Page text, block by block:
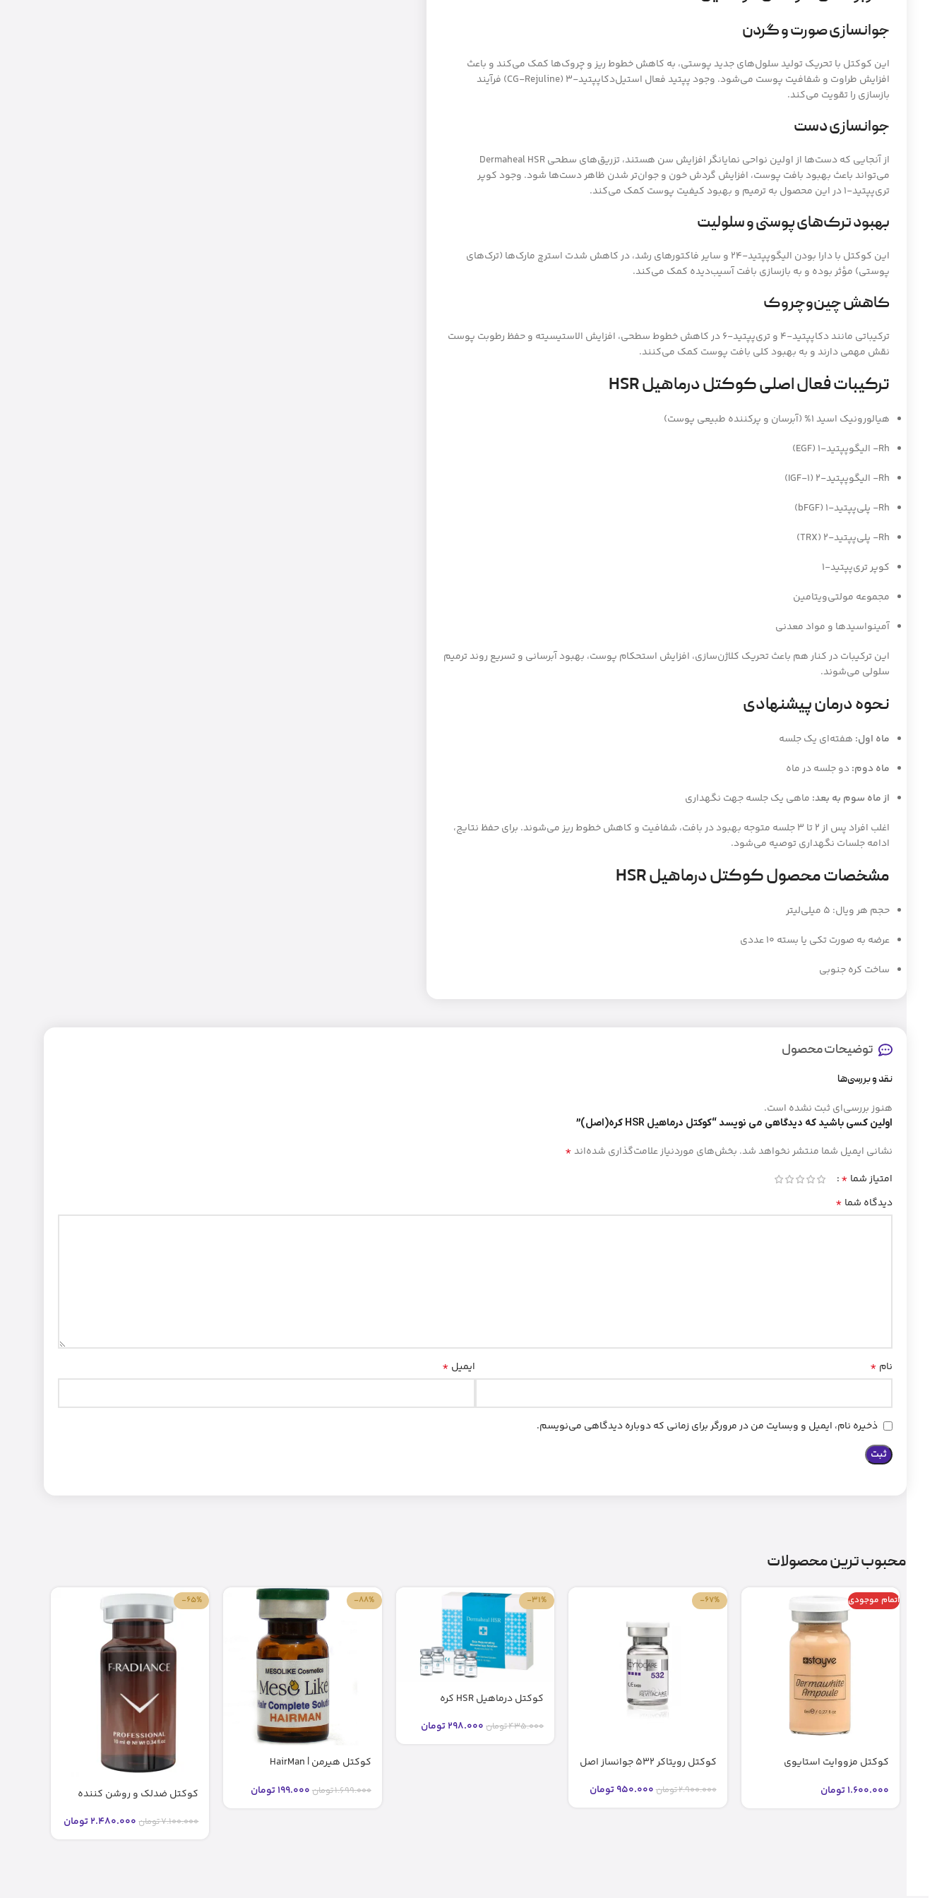
جوانسازی صورت و گردن
این کوکتل با تحریک تولید سلول‌های جدید پوستی، به کاهش خطوط ریز و چروک‌ها کمک می‌کند و باعث
افزایش طراوت و شفافیت پوست می‌شود. وجود پپتید فعال استیل‌دکاپپتید-3 (CG-Rejuline) فرآیند
بازسازی را تقویت می‌کند.
جوانسازی دست
از آنجایی که دست‌ها از اولین نواحی نمایانگر افزایش سن هستند، تزریق‌های سطحی Dermaheal HSR
می‌تواند باعث بهبود بافت پوست، افزایش گردش خون و جوان‌تر شدن ظاهر دست‌ها شود. وجود کوپر
تری‌پپتید-1 در این محصول به ترمیم و بهبود کیفیت پوست کمک می‌کند.
بهبود ترک‌های پوستی و سلولیت
این کوکتل با دارا بودن الیگوپپتید-24 و سایر فاکتورهای رشد، در کاهش شدت استرچ مارک‌ها (ترک‌های
پوستی) مؤثر بوده و به بازسازی بافت آسیب‌دیده کمک می‌کند.
کاهش چین‌وچروک
ترکیباتی مانند دکاپپتید-4 و تری‌پپتید-6 در کاهش خطوط سطحی، افزایش الاستیسیته و حفظ رطوبت پوست
نقش مهمی دارند و به بهبود کلی بافت پوست کمک می‌کنند.
ترکیبات فعال اصلی کوکتل درماهیل HSR
هیالورونیک اسید 1% (آبرسان و پرکننده طبیعی پوست)
Rh- الیگوپپتید-1 (EGF)
Rh- الیگوپپتید-2 (IGF-1)
Rh- پلی‌پپتید-1 (bFGF)
Rh- پلی‌پپتید-2 (TRX)
کوپر تری‌پپتید-1
مجموعه مولتی‌ویتامین
آمینواسیدها و مواد معدنی
این ترکیبات در کنار هم باعث تحریک کلاژن‌سازی، افزایش استحکام پوست، بهبود آبرسانی و تسریع روند ترمیم
سلولی می‌شوند.
نحوه درمان پیشنهادی
ماه اول: هفته‌ای یک جلسه
ماه دوم:دو جلسه در ماه
از ماه سوم به بعد: ماهی یک جلسه جهت نگهداری
اغلب افراد پس از 2 تا 3 جلسه متوجه بهبود در بافت، شفافیت و کاهش خطوط ریز می‌شوند. برای حفظ نتایج،
ادامه جلسات نگهداری توصیه می‌شود.
مشخصات محصول کوکتل درماهیل HSR
حجم هر ویال: 5 میلی‌لیتر
عرضه به صورت تکی یا بسته 10 عددی
ساخت کره جنوبی
توضیحات محصول
نقد و بررسی‌ها
هنوز بررسی‌ای ثبت نشده است.
اولین کسی باشید که دیدگاهی می نویسد “کوکتل درماهیل HSR کره(اصل)”
نشانی ایمیل شما منتشر نخواهد شد. بخش‌های موردنیاز علامت‌گذاری شده‌اند*
امتیاز شما *
دیدگاه شما *
نام * ایمیل *
ذخیره نام، ایمیل و وبسایت من در مرورگر برای زمانی که دوباره دیدگاهی می‌نویسم.
محبوب ترین محصولات
اتمام موجودی
کوکتل مزووایت استایوی
1.600.000تومان
-67%
کوکتل رویتاکر 532 جوانساز اصل
2.900.000تومان950.000تومان
-31%
کوکتل درماهیل HSR کره
435.000تومان 298.000تومان
-88%
کوکتل هیرمن | HairMan
1.699.000تومان 199.000تومان
-65%
کوکتل ضدلک و روشن کننده
میل)
7.100.000تومان 2.480.000تومان